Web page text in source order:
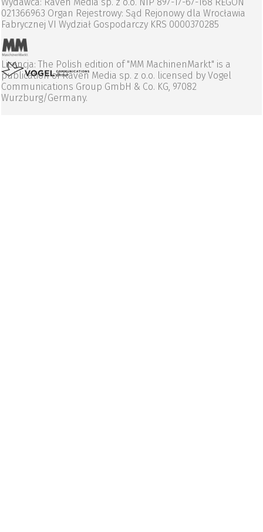
Wydawca: Raven Media sp. z o.o. NIP 897-17-67-168 REGON
021366963 Organ Rejestrowy: Sąd Rejonowy dla Wrocławia
Fabrycznej VI Wydział Gospodarczy KRS 0000370285
Licencja: The Polish edition of "MM MachinenMarkt" is a
publication of Raven Media sp. z o.o. licensed by Vogel
Communications Group GmbH & Co. KG, 97082
Wurzburg/Germany.